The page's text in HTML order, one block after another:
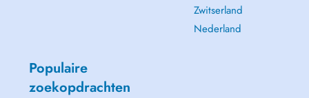
Zwitserland
Nederland
Populaire
zoekopdrachten